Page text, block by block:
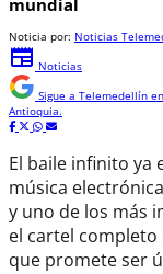
Noticia por: Noticias
newspaper Noticias
Sigue a Telemedellín
Antioquia.
El baile infinito ya
música
y uno de los más
el cartel completo
que promete ser